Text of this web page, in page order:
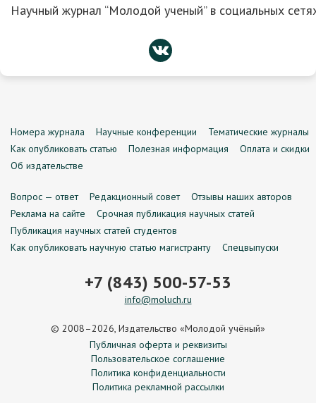
Научный журнал “Молодой ученый” в социальных
Номера журнала Научные конференции
Тематические журналы
Как опубликовать статью
Полезная информация
Оплата и скидки
Об издательстве
Вопрос — ответ Редакционный совет
Отзывы наших авторов
Реклама на сайте
Срочная публикация научных статей
Публикация научных статей студентов
Как опубликовать научную статью магистранту
Спецвыпуски
+7 (843) 500-57-53
info@moluch.ru
© 2008–2026, Издательство «Молодой учёный»
Публичная оферта и реквизиты
Пользовательское соглашение
Политика конфиденциальности
Политика рекламной рассылки